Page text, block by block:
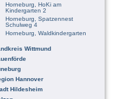
Horneburg, HoKi am
Kindergarten 2
Horneburg, Spatzennest
Schulweg 4
Horneburg, Waldkindergarten
Wittmund
Hannover
Hildesheim